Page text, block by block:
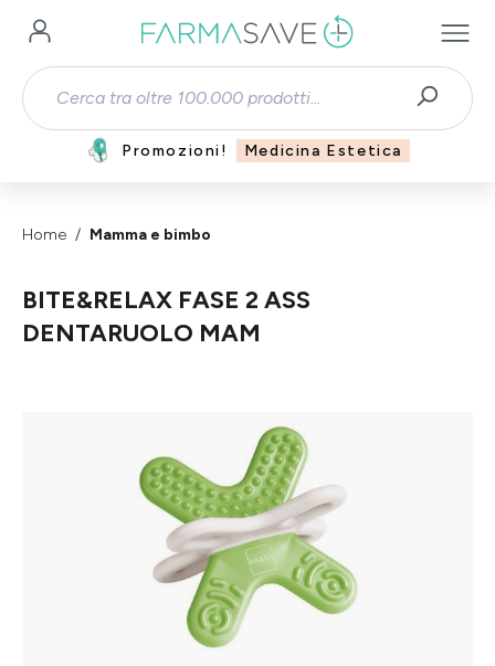
Passa al contenuto principale
Promozioni! Medicina Estetica
Home Mamma e bimbo
BITE&RELAX FASE 2 ASS
DENTARUOLO MAM